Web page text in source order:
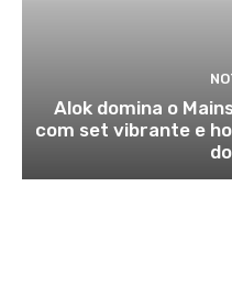
Alok domina o
com set vibrante e